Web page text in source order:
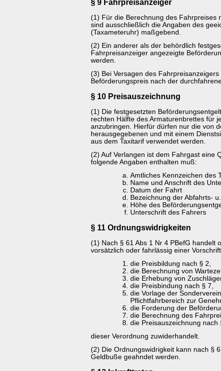
§ 9 Fahrpreisanzeiger
(1) Für die Berechnung des Fahrpreises
sind ausschließlich die Angaben des
(Taxameteruhr) maßgebend.
(2) Ein anderer als der behördlich
Fahrpreisanzeiger angezeigte
werden.
(3) Bei Versagen des
Beförderungspreis nach der
§ 10 Preisauszeichnung
(1) Die festgesetzten
rechten Hälfte des Armaturenbrettes für
anzubringen. Hierfür dürfen nur die von
herausgegebenen und mit einem
aus dem Taxitarif verwendet werden.
(2) Auf Verlangen ist dem Fahrgast eine
folgende Angaben enthalten muß:
Amtliches Kennzeichen des
Name und Anschrift des
Datum der Fahrt
Bezeichnung der Abfahrts-
Höhe des
Unterschrift des Fahrers
§ 11 Ordnungswidrigkeiten
(1) Nach § 61 Abs 1 Nr 4 PBefG handelt
vorsätzlich oder fahrlässig einer
die Preisbildung nach § 2,
die Berechnung von
die Erhebung von
die Preisbindung nach § 7,
die Vorlage der
Pflichtfahrbereich zur
die Forderung der
die Berechnung des
die Preisauszeichnung nach
dieser Verordnung zuwiderhandelt.
(2) Die Ordnungswidrigkeit kann nach §
Geldbuße geahndet werden.